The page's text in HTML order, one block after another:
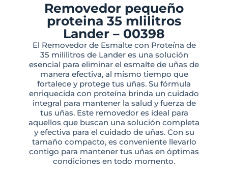
Removedor pequeño
proteina 35 mlilitros
Lander – 00398
El Removedor de Esmalte con Proteína de
35 mililitros de Lander es una solución
esencial para eliminar el esmalte de uñas de
manera efectiva, al mismo tiempo que
fortalece y protege tus uñas. Su fórmula
enriquecida con proteína brinda un cuidado
integral para mantener la salud y fuerza de
tus uñas. Este removedor es ideal para
aquellos que buscan una solución completa
y efectiva para el cuidado de uñas. Con su
tamaño compacto, es conveniente llevarlo
contigo para mantener tus uñas en óptimas
condiciones en todo momento.